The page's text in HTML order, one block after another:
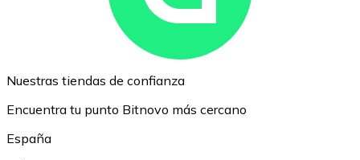
Nuestras tiendas de confianza
Encuentra tu punto Bitnovo más cercano
España